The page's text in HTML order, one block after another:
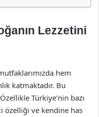
Lezzetini
hem
katmaktadır. Bu
Türkiye’nin bazı
özelliği ve kendine has